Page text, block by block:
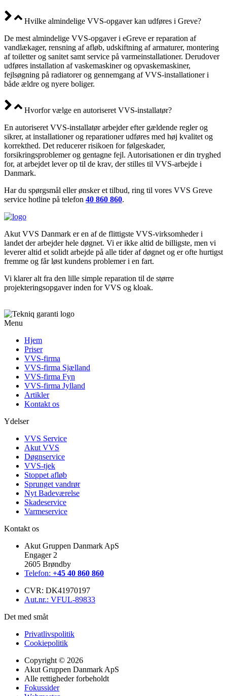
Hvilke almindelige VVS-opgaver kan udføres i Greve?
De mest almindelige VVS-opgaver i eGreve er reparation af
vandlækager, rensning af afløb, udskiftning af armaturer, montering
af toiletter og sanitet samt service på varmeinstallationer. Derudover
udføres installation af vaskemaskiner og opvaskemaskiner,
fejlsøgning på radiatorer og gennemgang af VVS-installationer i
både ældre og nyere boliger.
Hvorfor vælge en autoriseret VVS-installatør?
En autoriseret VVS-installatør arbejder efter gældende regler og
sikrer, at installationer og reparationer udføres med høj kvalitet og
korrekthed. Det reducerer risikoen for følgeskader,
forsikringsproblemer og gentagne fejl. Autorisationen er din tryghed
for, at arbejdet lever op til de krav, der stilles til VVS-arbejde i
Danmark.
Har du spørgsmål eller ønsker et tilbud, ring til vores VVS Greve
service hotline på telefon 40 860 860.
Akut VVS Danmark er en af de flittigste VVS-virksomheder i
landet der arbejder hele døgnet. Vi er ikke altid de billigste, men vi
leverer altid et solidt arbejde på alle tider af døgnet og er ofte hurtigst
fremme og får løst kundens problemer i en fart.
Vi klarer alt fra den lille simple reparation til de større
projekteringsopgaver inden for VVS og kloak.
Menu
Hjem
Priser
VVS-firma
VVS-firma Sjælland
VVS-firma Fyn
VVS-firma Jylland
Artikler
Kontakt os
Ydelser
VVS Service
Akut VVS
Døgnservice
VVS-tjek
Stoppet afløb
Sprunget vandrør
Nyt Badeværelse
Skadeservice
Varmeservice
Kontakt os
Akut Gruppen Danmark ApS
Engager 2
2605 Brøndby
Telefon: +45 40 860 860
CVR: DK41970197
Aut.nr.: VFUL-89833
Det med småt
Privatlivspolitik
Cookiepolitik
Copyright © 2026
Akut Gruppen Danmark ApS
Alle rettigheder forbeholdt
Fokussider